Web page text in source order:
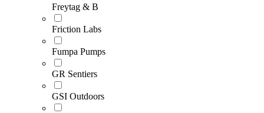
Freytag & B
Friction Labs
Fumpa Pumps
GR Sentiers
GSI Outdoors